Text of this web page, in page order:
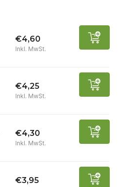
€4,60
Inkl. MwSt.
€4,25
Inkl. MwSt.
€4,30
Inkl. MwSt.
€3,95